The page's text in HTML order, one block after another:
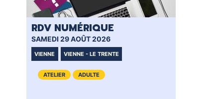
RDV NUMÉRIQUE
SAMEDI 29 AOÛT 2026
VIENNE VIENNE - LE TRENTE
ATELIER ADULTE